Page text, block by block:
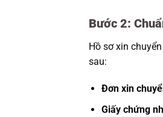
Bước 2:
Hồ sơ xin
sau:
Đơn xin
Giấy chứng